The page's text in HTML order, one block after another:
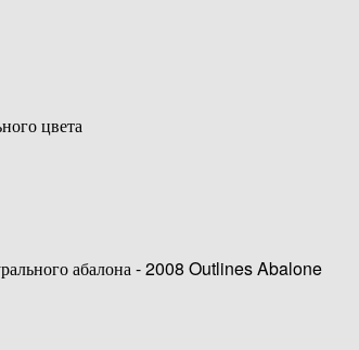
цвета
абалона - 2008 Outlines Abalone